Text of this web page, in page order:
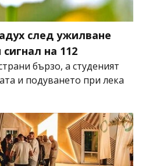
след ужилване
на 112
бързо, а студеният
и подуването при лека